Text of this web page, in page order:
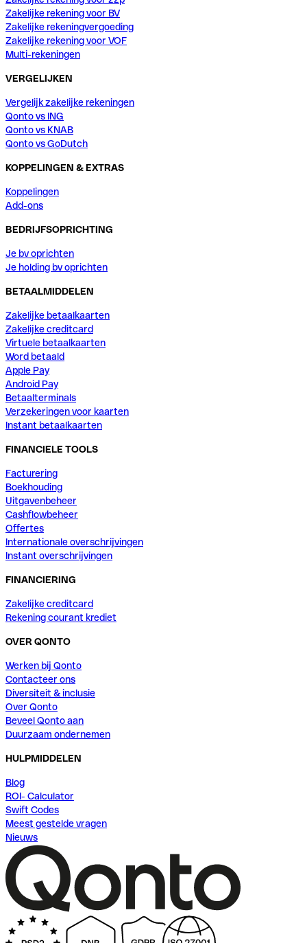
Zakelijke rekening voor BV
Zakelijke rekeningvergoeding
Zakelijke rekening voor VOF
Multi-rekeningen
VERGELIJKEN
Vergelijk zakelijke rekeningen
Qonto vs ING
Qonto vs KNAB
Qonto vs GoDutch
KOPPELINGEN & EXTRAS
Koppelingen
Add-ons
BEDRIJFSOPRICHTING
Je bv oprichten
Je holding bv oprichten
BETAALMIDDELEN
Zakelijke betaalkaarten
Zakelijke creditcard
Virtuele betaalkaarten
Word betaald
Apple Pay
Android Pay
Betaalterminals
Verzekeringen voor kaarten
Instant betaalkaarten
FINANCIELE TOOLS
Facturering
Boekhouding
Uitgavenbeheer
Cashflowbeheer
Offertes
Internationale overschrijvingen
Instant overschrijvingen
FINANCIERING
Zakelijke creditcard
Rekening courant krediet
OVER QONTO
Werken bij Qonto
Contacteer ons
Diversiteit & inclusie
Over Qonto
Beveel Qonto aan
Duurzaam ondernemen
HULPMIDDELEN
Blog
ROI- Calculator
Swift Codes
Meest gestelde vragen
Nieuws